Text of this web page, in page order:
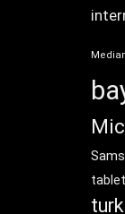
tablet